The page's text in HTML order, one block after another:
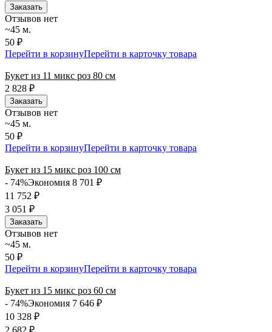
Заказать
Отзывов нет
~45 м.
50 ₽
Перейти в корзинуПерейти в карточку товара
Букет из 11 микс роз 80 см
2 828 ₽
Заказать
Отзывов нет
~45 м.
50 ₽
Перейти в корзинуПерейти в карточку товара
Букет из 15 микс роз 100 см
- 74%Экономия 8 701 ₽
11 752 ₽
3 051 ₽
Заказать
Отзывов нет
~45 м.
50 ₽
Перейти в корзинуПерейти в карточку товара
Букет из 15 микс роз 60 см
- 74%Экономия 7 646 ₽
10 328 ₽
2 682 ₽